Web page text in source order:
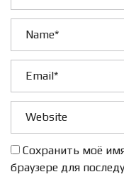
Сохранить моё
браузере для